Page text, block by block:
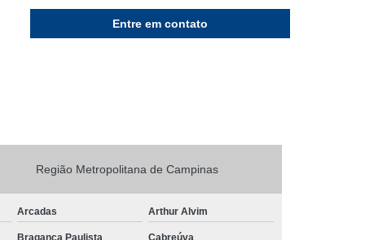
Entre em contato
Região Metropolitana de Campinas
Arcadas Arthur Alvim
Bragança Paulista Cabreúva